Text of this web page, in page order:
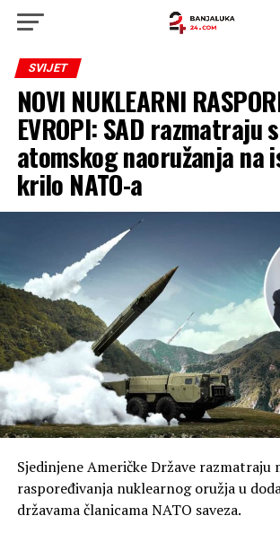
SVIJET
NOVI NUKLEARNI
EVROPI: SAD razmatraju
atomskog naoružanja na
krilo NATO-a
Sjedinjene Američke Države razmatraju
raspoređivanja nuklearnog oružja u
državama članicama NATO saveza.